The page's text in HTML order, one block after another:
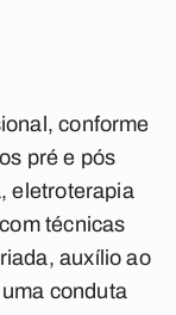
conforme
pré e pós
eletroterapia
técnicas
auxílio ao
conduta